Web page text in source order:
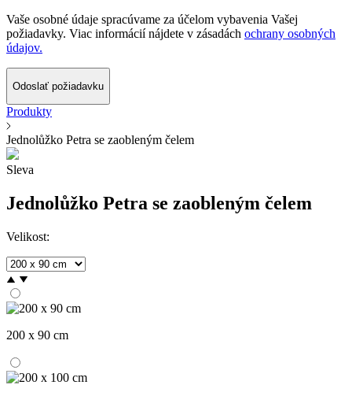
Vaše osobné údaje spracúvame za účelom vybavenia Vašej
požiadavky. Viac informácií nájdete v zásadách ochrany osobných
údajov.
Odoslať požiadavku
Produkty
Jednolůžko Petra se zaobleným čelem
Sleva
Jednolůžko Petra se zaobleným čelem
Velikost:
200 x 90 cm